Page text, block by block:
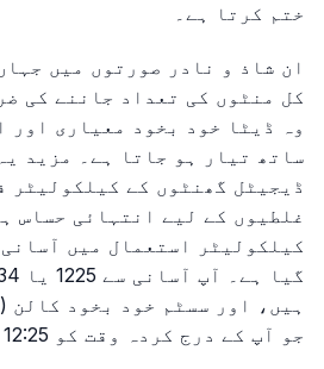
ختم کرتا ہے۔
ان شاذ و نادر صورتوں میں
کل منٹوں کی تعداد جاننے کی
وہ ڈیٹا خود بخود معیاری اور
ساتھ تیار ہو جاتا ہے۔ مزید
ڈیجیٹل گھنٹوں کے کیلکولیٹر
غلطیوں کے لیے انتہائی حساس
کیلکولیٹر استعمال میں
ہیں، اور سسٹم خود بخود کالن
جو آپ کے درج کردہ وقت کو 12:25 اور 1:34 پڑھے گا۔